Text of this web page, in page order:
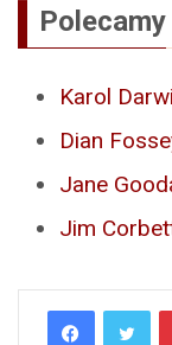
Polecamy
Karol
Dian
Jane
Jim